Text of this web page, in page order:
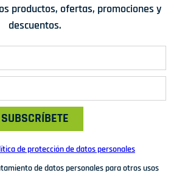
productos, ofertas, promociones y
descuentos.
SUBSCRÍBETE
de protección de datos personales
de datos personales para otros usos